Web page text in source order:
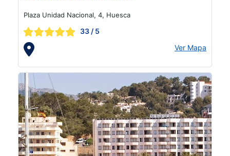
Plaza Unidad Nacional, 4, Huesca
33 / 5
Ver Mapa